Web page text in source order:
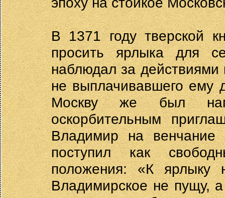
В 1371 году тверской
просить ярлыка для
наблюдал за действиями
не выплачивавшего ему
Москву же был
оскорбительным
Владимир на венчание
поступил как
положения: «К
Владимирское не пущу,